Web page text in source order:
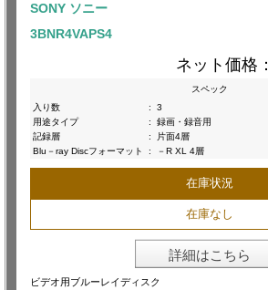
SONY ソニー
3BNR4VAPS4
ネット価格：
スペック
入り数
:
3
用途タイプ
:
録画・録音用
記録層
:
片面4層
Blu－ray Discフォーマット
: －R XL 4層
在庫状況
在庫なし
詳細はこちら
ビデオ用ブルーレイディスク